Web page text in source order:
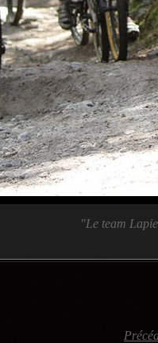
"Le team